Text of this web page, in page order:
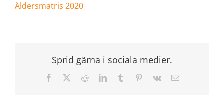
Åldersmatris 2020
Sprid gärna i sociala medier.
Facebook RedditLinkedInTumblr Pinterest
Vk
E-